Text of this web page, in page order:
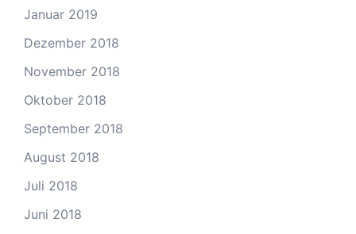
Januar 2019
Dezember 2018
November 2018
Oktober 2018
September 2018
August 2018
Juli 2018
Juni 2018